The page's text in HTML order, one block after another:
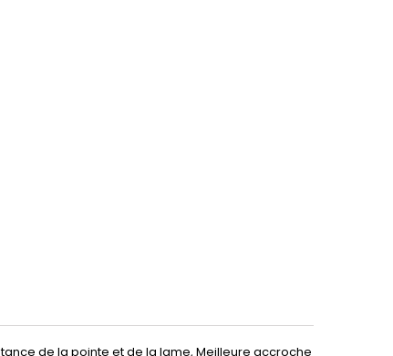
de la pointe et de la lame, Meilleure accroche